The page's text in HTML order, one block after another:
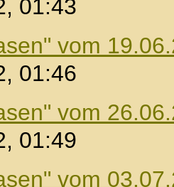
01:43
vom
01:46
vom
01:49
vom